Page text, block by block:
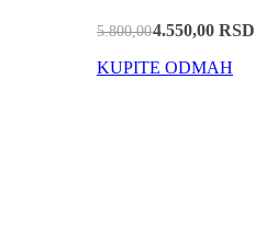
5.800,004.550,00 RSD
KUPITE ODMAH